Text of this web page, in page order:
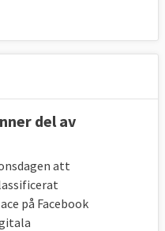
del av
att
på Facebook